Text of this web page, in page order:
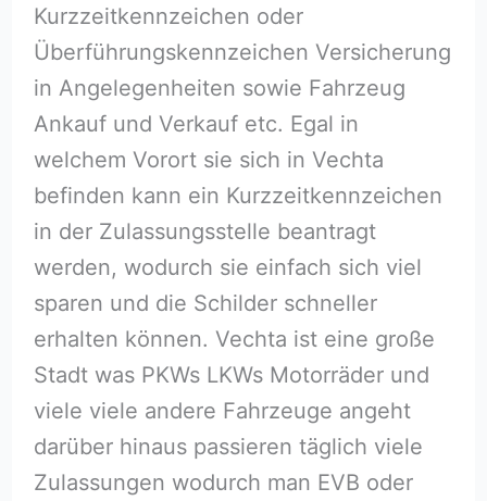
Kurzzeitkennzeichen oder
Überführungskennzeichen Versicherung
in Angelegenheiten sowie Fahrzeug
Ankauf und Verkauf etc. Egal in
welchem Vorort sie sich in Vechta
befinden kann ein Kurzzeitkennzeichen
in der Zulassungsstelle beantragt
werden, wodurch sie einfach sich viel
sparen und die Schilder schneller
erhalten können. Vechta ist eine große
Stadt was PKWs LKWs Motorräder und
viele viele andere Fahrzeuge angeht
darüber hinaus passieren täglich viele
Zulassungen wodurch man EVB oder